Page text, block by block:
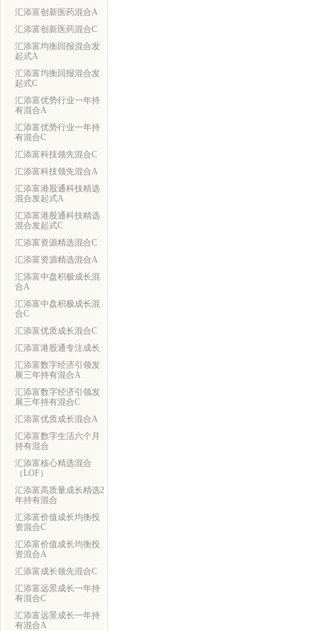
汇添富创新医药混合A
汇添富创新医药混合C
汇添富均衡回报混合发
起式A
汇添富均衡回报混合发
起式C
汇添富优势行业一年持
有混合A
汇添富优势行业一年持
有混合C
汇添富科技领先混合C
汇添富科技领先混合A
汇添富港股通科技精选
混合发起式A
汇添富港股通科技精选
混合发起式C
汇添富资源精选混合C
汇添富资源精选混合A
汇添富中盘积极成长混
合A
汇添富中盘积极成长混
合C
汇添富优质成长混合C
汇添富港股通专注成长
汇添富数字经济引领发
展三年持有混合A
汇添富数字经济引领发
展三年持有混合C
汇添富优质成长混合A
汇添富数字生活六个月
持有混合
汇添富核心精选混合
（LOF）
汇添富高质量成长精选2
年持有混合
汇添富价值成长均衡投
资混合C
汇添富价值成长均衡投
资混合A
汇添富成长领先混合C
汇添富远景成长一年持
有混合C
汇添富远景成长一年持
有混合A